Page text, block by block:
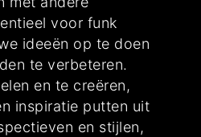
voor funk
ideeën op te doen
te verbeteren.
en te creëren,
inspiratie putten uit
en stijlen,